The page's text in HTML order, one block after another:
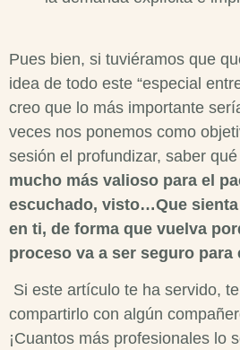
Pues bien, si tuviéramos que
idea de todo este “especial
creo que lo más importante
veces nos ponemos como
sesión el profundizar, saber
mucho más valioso para el
escuchado, visto…Que
en ti, de forma que vuelva
proceso va a ser seguro para
Si este artículo te ha servido,
compartirlo con algún
¡Cuantos más profesionales lo